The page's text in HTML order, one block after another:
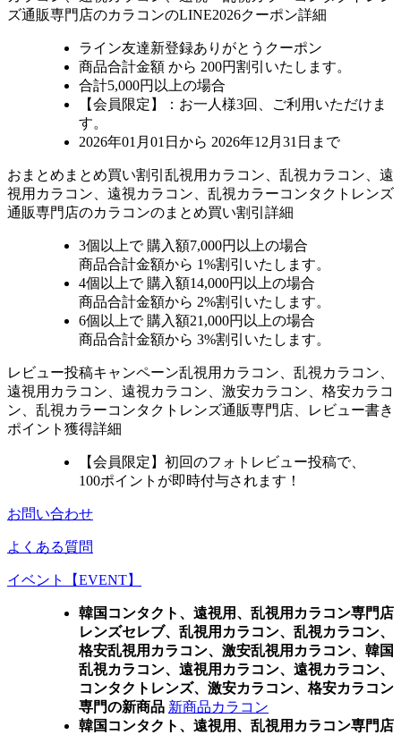
ズ通販専門店のカラコンのLINE2026クーポン詳細
ライン友達新登録ありがとうクーポン
商品合計金額 から 200円割引 いたします。
合計5,000円以上の場合
【会員限定】：お一人様3回
、ご利用いただけま
す。
2026年01月01日から 2026年12月31日まで
おまとめ まとめ買い割引 乱視用カラコン、乱視カラコン、遠
視用カラコン、遠視カラコン、乱視カラーコンタクトレンズ
通販専門店のカラコンのまとめ買い割引詳細
3個 以上で 購入額7,000円以上の場合
商品合計金額から 1%割引いたします。
4個 以上で 購入額14,000円以上の場合
商品合計金額から 2%割引いたします。
6個 以上で 購入額21,000円以上の場合
商品合計金額から 3%割引いたします。
レビュー投稿キャンペーン乱視用カラコン、乱視カラコン、
遠視用カラコン、遠視カラコン、激安カラコン、格安カラコ
ン、乱視カラーコンタクトレンズ通販専門店、レビュー書き
ポイント獲得詳細
【会員限定】初回のフォトレビュー投稿で、
100ポイント が即時付与されます！
お問い合わせ
よくある質問
イベント【EVENT】
韓国コンタクト、遠視用、乱視用カラコン専門店
レンズセレブ、乱視用カラコン、乱視カラコン、
格安乱視用カラコン、激安乱視用カラコン、韓国
乱視カラコン、遠視用カラコン、遠視カラコン、
コンタクトレンズ、激安カラコン、格安カラコン
専門の新商品 新商品カラコン
韓国コンタクト、遠視用、乱視用カラコン専門店